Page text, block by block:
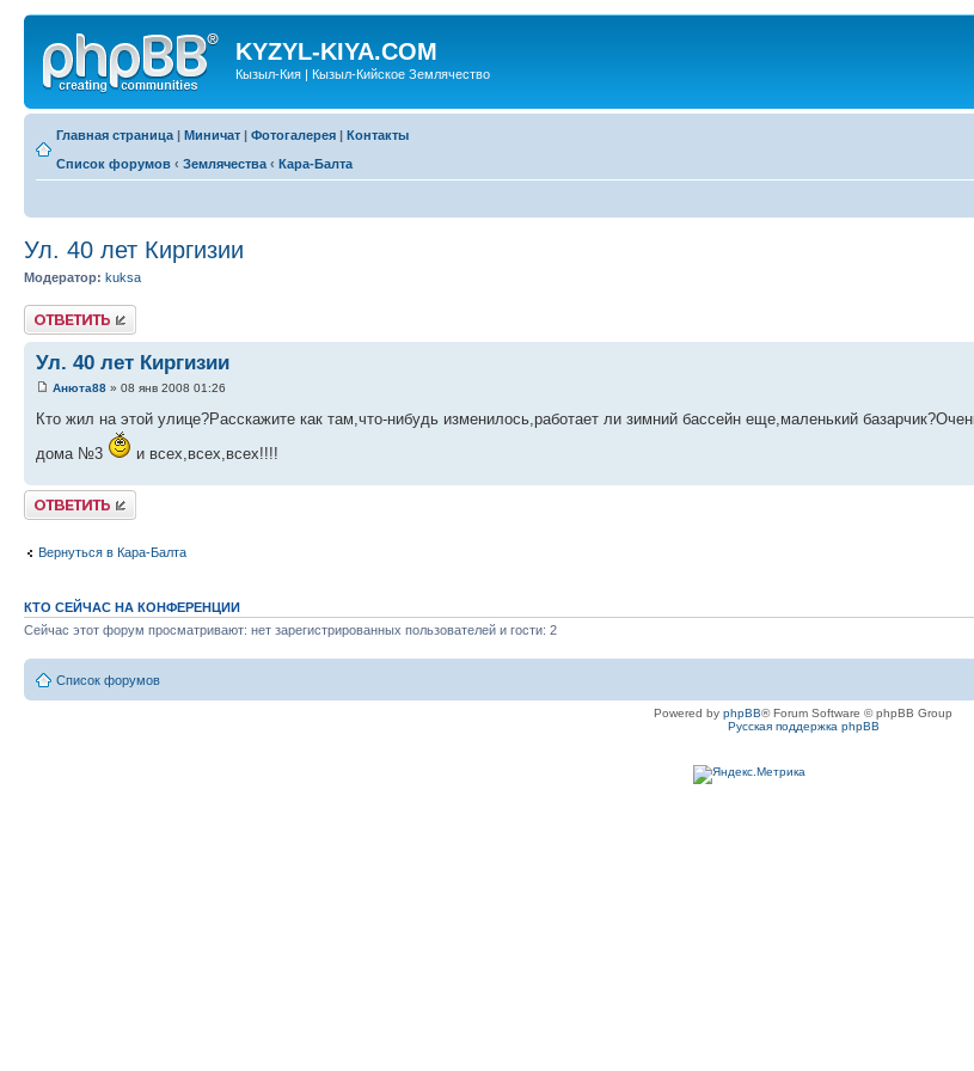
KYZYL-KIYA.COM
Кызыл-Кия | Кызыл-Кийское Землячество
Главная страница | Миничат | Фотогалерея | Контакты
Список форумов ‹ Землячества ‹ Кара-Балта
Ул. 40 лет Киргизии
Модератор: kuksa
Ответить
Ул. 40 лет Киргизии
Анюта88 » 08 янв 2008 01:26
Кто жил на этой улице?Расскажите как там,что-нибудь изменилось,работает ли зимний бассейн еще,маленький
дома №3
и всех,всех,всех!!!!
Ответить
Вернуться в Кара-Балта
КТО СЕЙЧАС НА КОНФЕРЕНЦИИ
Сейчас этот форум просматривают: нет зарегистрированных пользователей и гости: 2
Список форумов
Powered by phpBB® Forum Software © phpBB Group
Русская поддержка phpBB